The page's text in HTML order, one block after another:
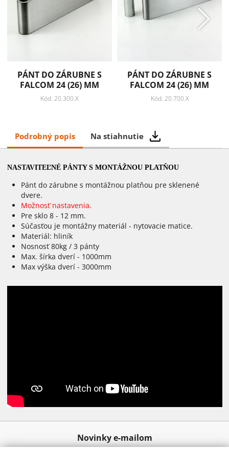
PÁNT DO ZÁRUBNE S
FALCOM 24 (26) MM
Kód: 20.300.X
PÁNT DO ZÁRUBNE S
FALCOM 24 (26) MM
Kód: 20.700.X
Podrobný popis Na stiahnutie
NASTAVITEĽNÉ PÁNTY S MONTÁŽNOU PLATŇOU
Pánt do zárubne s montážnou platňou pre sklenené
dvere.
Možnosť nastavenia.
Pre sklo 8 - 12 mm.
Súčasťou je montážny materiál - nytovacie matice.
Materiál: hliník
Nosnosť 80kg / 3 pánty
Max. šírka dverí - 1000mm
Max výška dverí - 3000mm
Novinky e-mailom